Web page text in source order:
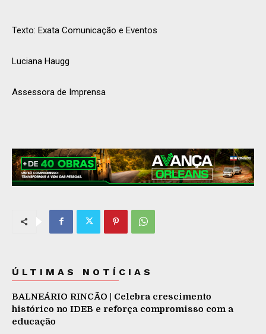
Texto: Exata Comunicação e Eventos
Luciana Haugg
Assessora de Imprensa
ÚLTIMAS NOTÍCIAS
BALNEÁRIO RINCÃO | Celebra crescimento
histórico no IDEB e reforça compromisso com a
educação